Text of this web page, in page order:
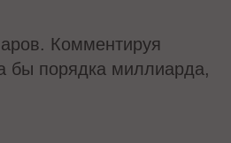
Комментируя
бы порядка миллиарда,